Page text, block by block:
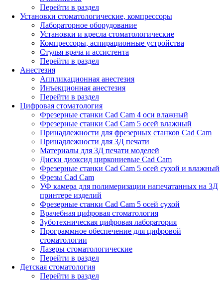
Перейти в раздел
Установки стоматологические, компрессоры
Лабораторное оборудование
Установки и кресла стоматологические
Компрессоры, аспирационные устройства
Стулья врача и ассистента
Перейти в раздел
Анестезия
Аппликационная анестезия
Инъекционная анестезия
Перейти в раздел
Цифровая стоматология
Фрезерные станки Cad Cam 4 оси влажный
Фрезерные станки Cad Cam 5 осей влажный
Принадлежности для фрезерных станков Cad Cam
Принадлежности для 3Д печати
Материалы для 3Д печати моделей
Диски диоксид циркониевые Cad Cam
Фрезерные станки Cad Cam 5 осей сухой и влажный
Фрезы Cad Cam
УФ камера для полимеризации напечатанных на 3Д
принтере изделий
Фрезерные станки Cad Cam 5 осей сухой
Врачебная цифровая стоматология
Зуботехническая цифровая лаборатория
Программное обеспечение для цифровой
стоматологии
Лазеры стоматологические
Перейти в раздел
Детская стоматология
Перейти в раздел